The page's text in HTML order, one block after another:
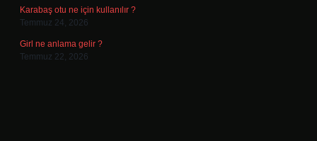
Karabaş otu ne için kullanılır ?
Temmuz 24, 2026
Girl ne anlama gelir ?
Temmuz 22, 2026